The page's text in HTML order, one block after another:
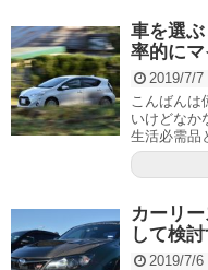
車を選
率的に
2019/7/7
こんばんは
いけどなか
生活必需品
カーリ
して検
2019/7/6